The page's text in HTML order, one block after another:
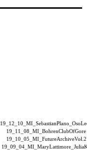
19_11_08_MI_BohrenClubOfGore
19_10_05_MI_FutureArchiveVol.2